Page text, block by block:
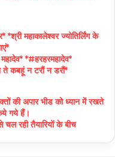
महाकालेश्वर ज्योतिर्लिंग के
*#हरहरमहादेव*
ते कबहूं न टरौं न डरौं*
की अपार भीड को ध्यान में रखते
गये हैं।
रही तैयारियों के बीच